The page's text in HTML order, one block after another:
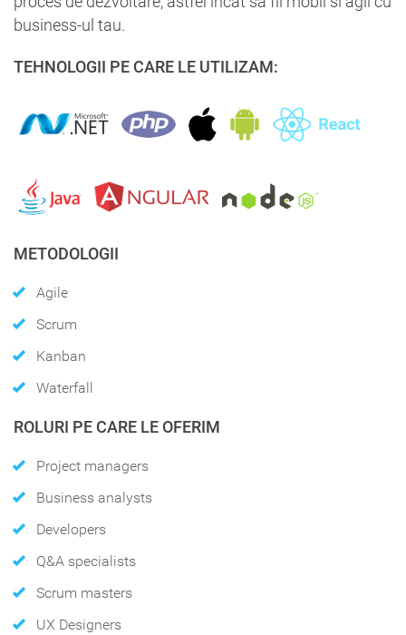
business-ul tau.
TEHNOLOGII PE CARE LE UTILIZAM:
METODOLOGII
Agile
Scrum
Kanban
Waterfall
ROLURI PE CARE LE OFERIM
Project managers
Business analysts
Developers
Q&A specialists
Scrum masters
UX Designers